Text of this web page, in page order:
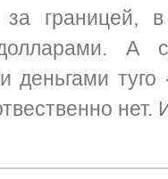
за границей,
А
туго